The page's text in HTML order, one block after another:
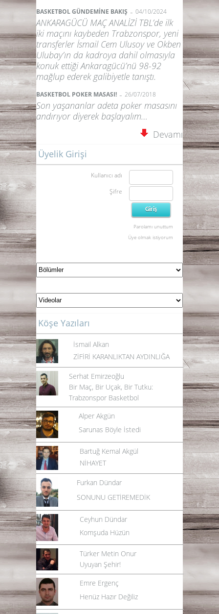
BASKETBOL GÜNDEMİNE BAKIŞ - 04/10/2024
ANKARAGÜCÜ MAÇ ANALİZİ TBL’de ilk
iki maçını kaybeden Trabzonspor, yeni
transferler İsmail Cem Ulusoy ve Okben
Ulubay’ın da kadroya dahil olmasıyla
konuk ettiği Ankaragücü’nü 98-92
mağlup ederek galibiyetle tanıştı.
BASKETBOL POKER MASASI! - 26/07/2018
Son yaşananlar adeta poker masasını
andırıyor diyerek başlayalım…
Devamı
Üyelik Girişi
Kullanıcı adı
Şifre
Parolamı unuttum
Üye olmak istiyorum
Köşe Yazıları
İsmail Alkan
ZİFİRİ KARANLIKTAN AYDINLIĞA
Serhat Emirzeoğlu
Bir Maç, Bir Uçak, Bir Tutku:
Trabzonspor Basketbol
Alper Akgün
Sarunas Böyle İstedi
Bartuğ Kemal Akgül
NİHAYET
Furkan Dündar
SONUNU GETİREMEDİK
Ceyhun Dündar
Komşuda Hüzün
Türker Metin Onur
Uyuyan Şehir!
Emre Ergenç
Henüz Hazır Değiliz